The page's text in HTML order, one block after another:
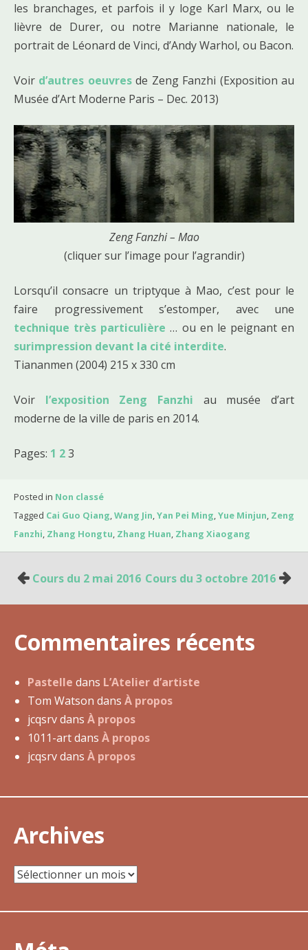
les branchages, et parfois il y loge Karl Marx, ou le
lièvre de Durer, ou notre Marianne nationale, le
portrait de Léonard de Vinci, d’Andy Warhol, ou Bacon.
Voir d’autres oeuvresde Zeng Fanzhi (Exposition au
Musée d’Art Moderne Paris – Dec. 2013)
Zeng Fanzhi – Mao
(cliquer sur l’image pour l’agrandir)
Lorsqu’il consacre un triptyque à Mao, c’est pour le
faire progressivement s’estomper, avec une
technique très particulière … ou en le peignant en
surimpression devant la cité interdite.
Tiananmen (2004) 215 x 330 cm
Voir l’exposition Zeng Fanzhi au musée d’art
moderne de la ville de paris en 2014.
Pages: 1 23
Posted in Non classé
Tagged Cai Guo Qiang,Wang Jin,Yan Pei Ming,Yue Minjun, Zeng
Fanzhi, Zhang Hongtu, Zhang Huan, Zhang Xiaogang
N
a
i
a
t
i
o
n
e
’
a
r
t
i
l
Cours du 2 mai 2016 Cours du 3 octobre 2016
Commentaires récents
Pastelle dans L’Atelier d’artiste
Tom Watson dans À propos
jcqsrvdans À propos
1011-artdans À propos
jcqsrvdans À propos
Archives
Archives